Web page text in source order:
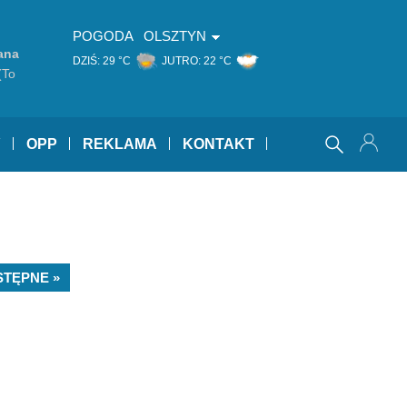
POGODA OLSZTYN
DZIŚ: 29 °C JUTRO: 22 °C
OPP REKLAMA KONTAKT
»